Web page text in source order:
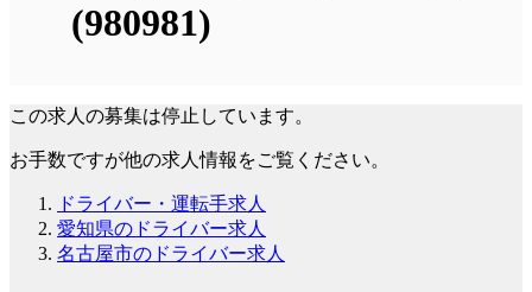
(980981)
この求人の募集は停止しています。
お手数ですが他の求人情報をご覧ください。
ドライバー・運転手求人
愛知県のドライバー求人
名古屋市のドライバー求人